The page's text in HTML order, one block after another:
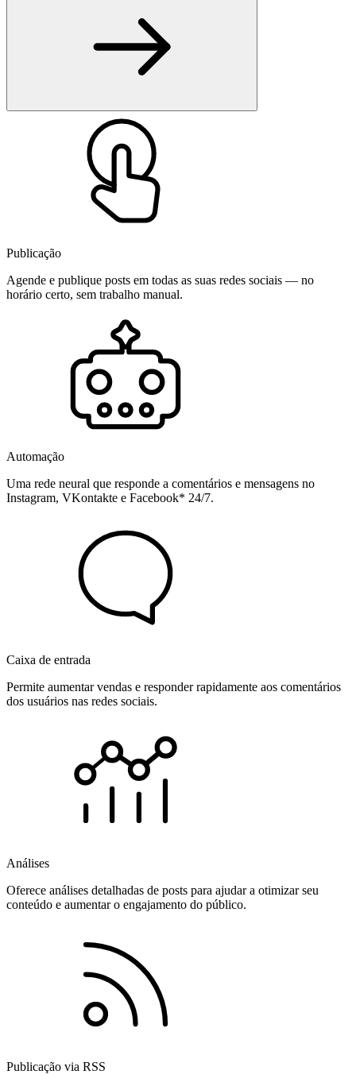
Publicação
Agende e publique posts em todas as suas redes sociais — no
horário certo, sem trabalho manual.
Automação
Uma rede neural que responde a comentários e mensagens no
Instagram, VKontakte e Facebook* 24/7.
Caixa de entrada
Permite aumentar vendas e responder rapidamente aos comentários
dos usuários nas redes sociais.
Análises
Oferece análises detalhadas de posts para ajudar a otimizar seu
conteúdo e aumentar o engajamento do público.
Publicação via RSS